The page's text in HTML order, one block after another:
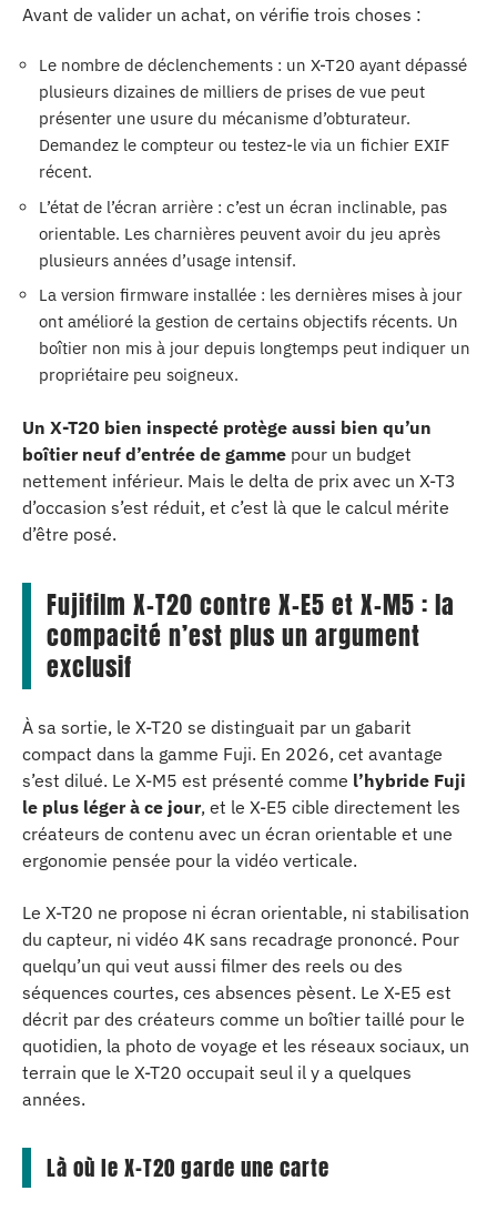
Avant de valider un achat, on vérifie trois choses :
Le nombre de déclenchements : un X-T20 ayant dépassé
plusieurs dizaines de milliers de prises de vue peut
présenter une usure du mécanisme d’obturateur.
Demandez le compteur ou testez-le via un fichier EXIF
récent.
L’état de l’écran arrière : c’est un écran inclinable, pas
orientable. Les charnières peuvent avoir du jeu après
plusieurs années d’usage intensif.
La version firmware installée : les dernières mises à jour
ont amélioré la gestion de certains objectifs récents. Un
boîtier non mis à jour depuis longtemps peut indiquer un
propriétaire peu soigneux.
Un X-T20 bien inspecté protège aussi bien qu’un
boîtier neuf d’entrée de gamme pour un budget
nettement inférieur. Mais le delta de prix avec un X-T3
d’occasion s’est réduit, et c’est là que le calcul mérite
d’être posé.
Fujifilm X-T20 contre X-E5 et X-M5 : la
compacité n’est plus un argument
exclusif
À sa sortie, le X-T20 se distinguait par un gabarit
compact dans la gamme Fuji. En 2026, cet avantage
s’est dilué. Le X-M5 est présenté comme l’hybride Fuji
le plus léger à ce jour, et le X-E5 cible directement les
créateurs de contenu avec un écran orientable et une
ergonomie pensée pour la vidéo verticale.
Le X-T20 ne propose ni écran orientable, ni stabilisation
du capteur, ni vidéo 4K sans recadrage prononcé. Pour
quelqu’un qui veut aussi filmer des reels ou des
séquences courtes, ces absences pèsent. Le X-E5 est
décrit par des créateurs comme un boîtier taillé pour le
quotidien, la photo de voyage et les réseaux sociaux, un
terrain que le X-T20 occupait seul il y a quelques
années.
Là où le X-T20 garde une carte